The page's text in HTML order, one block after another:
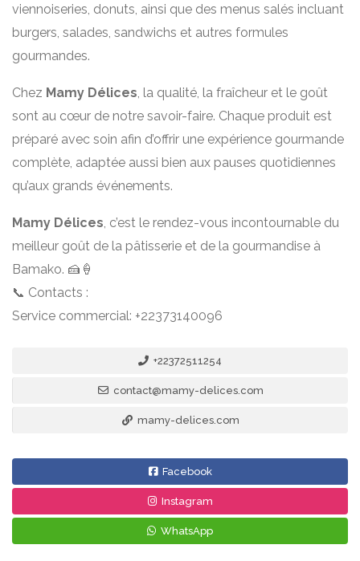
viennoiseries, donuts, ainsi que des menus salés incluant
burgers, salades, sandwichs et autres formules
gourmandes.
Chez Mamy Délices, la qualité, la fraîcheur et le goût
sont au cœur de notre savoir-faire. Chaque produit est
préparé avec soin afin d’offrir une expérience gourmande
complète, adaptée aussi bien aux pauses quotidiennes
qu’aux grands événements.
Mamy Délices, c’est le rendez-vous incontournable du
meilleur goût de la pâtisserie et de la gourmandise à
Bamako. 🍰🍦
📞 Contacts :
Service commercial: +22373140096
+22372511254
contact@mamy-delices.com
mamy-delices.com
Facebook
Instagram
WhatsApp